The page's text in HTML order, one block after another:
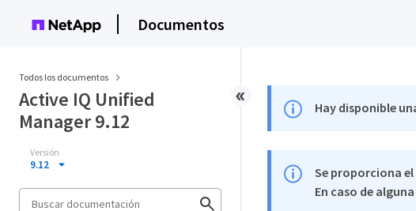
Documentos
Todos los documentos
Active IQ Unified
Manager 9.12
Versión
9.12
Hay disponible
Se proporciona
En caso de